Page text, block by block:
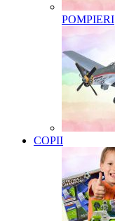
POMPIERI
COPII